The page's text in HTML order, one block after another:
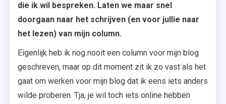
die ik wil bespreken. Laten we maar snel
doorgaan naar het schrijven (en voor jullie naar
het lezen) van mijn column.
Eigenlijk heb ik nog nooit een column voor mijn blog
geschreven, maar op dit moment zit ik zo vast als het
gaat om werken voor mijn blog dat ik eens iets anders
wilde proberen. Tja, je wil toch iets online hebben